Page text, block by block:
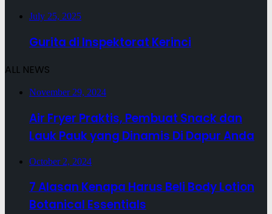
July 25, 2025
Gurita di Inspektorat Kerinci
ALL NEWS
November 29, 2024
Air Fryer Praktis, Pembuat Snack dan
Lauk Pauk yang Dinamis Di Dapur Anda
October 2, 2024
7 Alasan Kenapa Harus Beli Body Lotion
Botanical Essentials